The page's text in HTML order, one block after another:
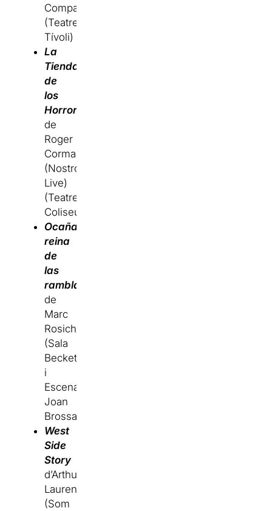
Company)
(Teatre
Tívoli)
La
Tienda
de
los
Horrores
de
Roger
Corman
(Nostromo
Live)
(Teatre
Coliseum)
Ocaña,
reina
de
las
ramblas
de
Marc
Rosich
(Sala
Beckett
i
Escenari
Joan
Brossa)
West
Side
Story
d’Arthur
Laurens
(Som